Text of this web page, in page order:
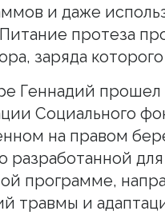
и даже
протеза
заряда
Геннадий
Социального
на правом
разработанной
программе,
травмы и